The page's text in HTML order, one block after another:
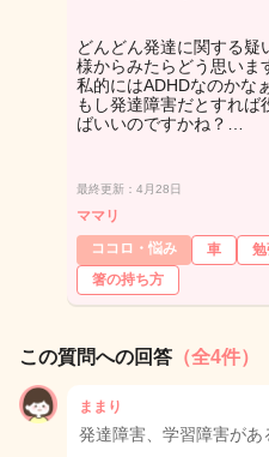
どんどん発達に関する疑
様からみたらどう思いま
私的にはADHDなのかな
もし発達障害だとすれ
ばいいのですかね？…
最終更新：4月28日
ママリ
ココロ・悩み
車
箸の持ち方
この質問への回答 （全4件）
ままり
発達障害、学習障害があ